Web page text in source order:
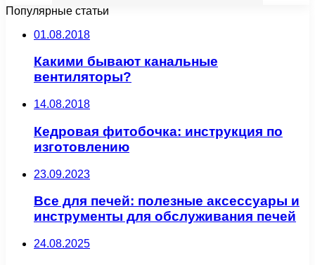
Популярные статьи
01.08.2018
Какими бывают канальные
вентиляторы?
14.08.2018
Кедровая фитобочка: инструкция по
изготовлению
23.09.2023
Все для печей: полезные аксессуары и
инструменты для обслуживания печей
24.08.2025